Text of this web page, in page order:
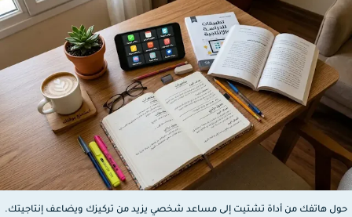
هاتفك من أداة تشتيت إلى مساعد شخصي يزيد من تركيزك ويضاعف إنتاجيتك.